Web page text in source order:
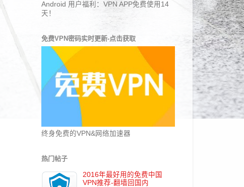
Android 用户福利：VPN APP免费使用14
天！
免费VPN密码实时更新-点击获取
终身免费的VPN&网络加速器
热门帖子
2016年最好用的免费中国
VPN推荐-翻墙回国内